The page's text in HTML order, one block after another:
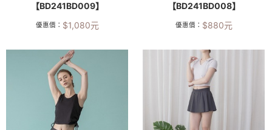
【BD241BD009】
優惠價： $1,080元
【BD241BD008】
優惠價： $880元